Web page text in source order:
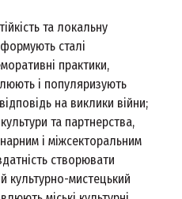
та локальну
сталі
практики,
і популяризують
на виклики війни;
та партнерства,
і міжсекторальним
створювати
культурно-мистецький